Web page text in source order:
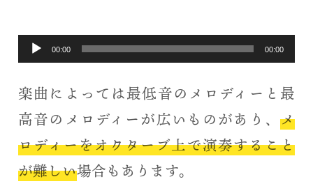
音
プ
レ
ー
ヤ
00:00 00:00
楽曲によっては最低音のメロディーと最
高音のメロディーが広いものがあり、 メ
ロディーをオクターブ上で演奏すること
が難しい場合もあります。